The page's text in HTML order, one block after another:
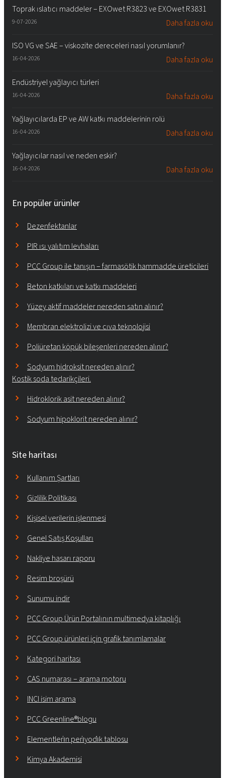
Toprak ıslatıcı maddeler – EXOwet R3823 ve EXOwet R3831
9-07-2026 Daha fazla oku
ISO VG ve SAE – viskozite dereceleri nasıl yorumlanır?
16-04-2026 Daha fazla oku
Endüstriyel yağlayıcı türleri
16-04-2026 Daha fazla oku
Yağlayıcılarda EP ve AW katkı maddelerinin rolü
16-04-2026 Daha fazla oku
Yağlayıcılar nasıl ve neden eskir?
16-04-2026 Daha fazla oku
En popüler ürünler
Dezenfektanlar
PIR ısı yalıtım levhaları
PCC Group ile tanışın – farmasötik hammadde üreticileri
Beton katkıları ve katkı maddeleri
Yüzey aktif maddeler nereden satın alınır?
Membran elektrolizi ve cıva teknolojisi
Poliüretan köpük bileşenleri nereden alınır?
Sodyum hidroksit nereden alınır?
Kostik soda tedarikçileri.
Hidroklorik asit nereden alınır?
Sodyum hipoklorit nereden alınır?
Site haritası
Kullanım Şartları
Gizlilik Politikası
Kişisel verilerin işlenmesi
Genel Satış Koşulları
Nakliye hasarı raporu
Resim broşürü
Sunumu indir
PCC Group Ürün Portalının multimedya kitaplığı
PCC Group ürünleri için grafik tanımlamalar
Kategori haritası
CAS numarası – arama motoru
INCI isim arama
PCC Greenline®blogu
Elementleri̇n peri̇yodi̇k tablosu
Kimya Akademisi